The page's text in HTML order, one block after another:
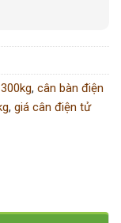
, cân bàn điện
, giá cân điện tử